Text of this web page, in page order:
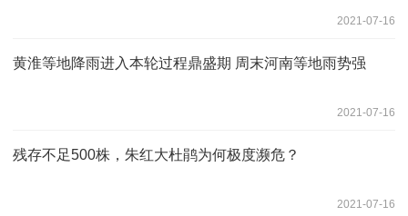
2021-07-16
黄淮等地降雨进入本轮过程鼎盛期 周末河南等地雨势强
2021-07-16
残存不足500株，朱红大杜鹃为何极度濒危？
2021-07-16